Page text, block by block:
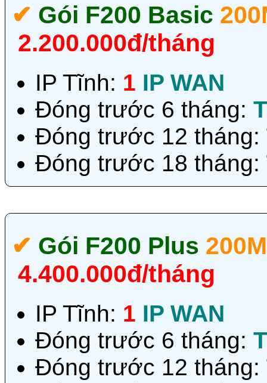
✔‎ Gói F200 Basic
2.200.000đ/tháng
IP Tĩnh: 1 IP WAN
Đóng trước 6 tháng:
Đóng trước 12 tháng:
Đóng trước 18 tháng:
✔‎ Gói F200 Plus
4.400.000đ/tháng
IP Tĩnh: 1 IP WAN
Đóng trước 6 tháng:
Đóng trước 12 tháng: